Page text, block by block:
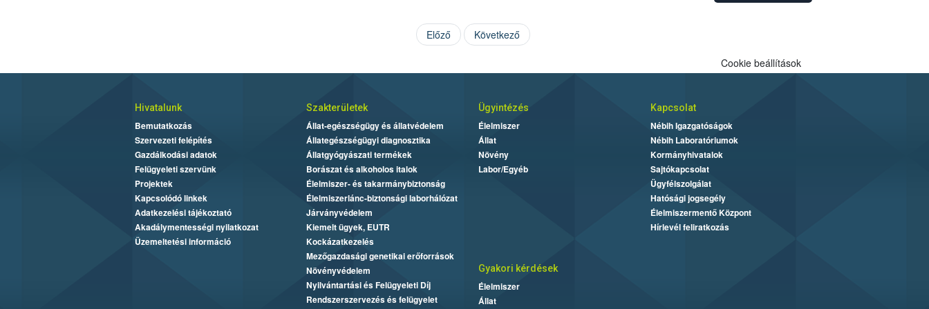
Előző Következő
Cookie beállítások
Hivatalunk
Bemutatkozás
Szervezeti felépítés
Gazdálkodási adatok
Felügyeleti szervünk
Projektek
Kapcsolódó linkek
Adatkezelési tájékoztató
Akadálymentességi nyilatkozat
Üzemeltetési információ
Szakterületek
Állat-egészségügy és állatvédelem
Állategészségügyi diagnosztika
Állatgyógyászati termékek
Borászat és alkoholos italok
Élelmiszer- és takarmánybiztonság
Élelmiszerlánc-biztonsági laborhálózat
Járványvédelem
Kiemelt ügyek, EUTR
Kockázatkezelés
Mezőgazdasági genetikai erőforrások
Növényvédelem
Nyilvántartási és Felügyeleti Díj
Rendszerszervezés és felügyelet
Ügyintézés
Élelmiszer
Állat
Növény
Labor/Egyéb
Kapcsolat
Nébih Igazgatóságok
Nébih Laboratóriumok
Kormányhivatalok
Sajtókapcsolat
Ügyfélszolgálat
Hatósági jogsegély
Élelmiszermentő Központ
Hírlevél feliratkozás
Gyakori kérdések
Élelmiszer
Állat